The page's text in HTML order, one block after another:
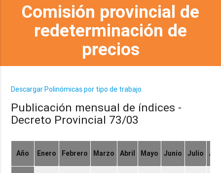
Comisión provincial de
redeterminación de
precios
Descargar Polinómicas por tipo de trabajo.
Publicación mensual de índices -
Decreto Provincial 73/03
Año Enero Febrero Marzo Abril Mayo Junio Julio